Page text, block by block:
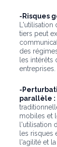
-Risques
tiers peut
des
les intérêts
entreprises.
-
parallèle :
mobiles et
l'utilisation
les risques
l'agilité et